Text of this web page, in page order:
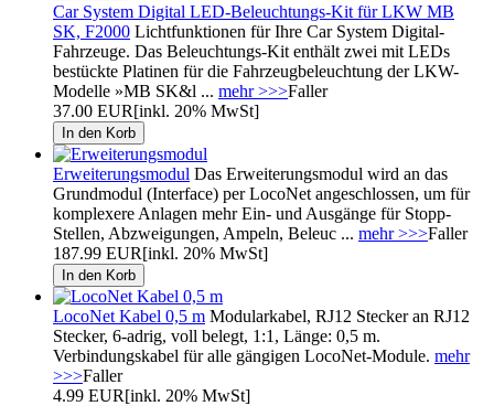
Car System Digital LED-Beleuchtungs-Kit für LKW MB
SK, F2000 Lichtfunktionen für Ihre Car System Digital-
Fahrzeuge. Das Beleuchtungs-Kit enthält zwei mit LEDs
bestückte Platinen für die Fahrzeugbeleuchtung der LKW-
Modelle »MB SK&l ... mehr >>>Faller
37.00 EUR[inkl. 20% MwSt]
Erweiterungsmodul Das Erweiterungsmodul wird an das
Grundmodul (Interface) per LocoNet angeschlossen, um für
komplexere Anlagen mehr Ein- und Ausgänge für Stopp-
Stellen, Abzweigungen, Ampeln, Beleuc ... mehr >>>Faller
187.99 EUR[inkl. 20% MwSt]
LocoNet Kabel 0,5 m Modularkabel, RJ12 Stecker an RJ12
Stecker, 6-adrig, voll belegt, 1:1, Länge: 0,5 m.
Verbindungskabel für alle gängigen LocoNet-Module. mehr
>>>Faller
4.99 EUR[inkl. 20% MwSt]